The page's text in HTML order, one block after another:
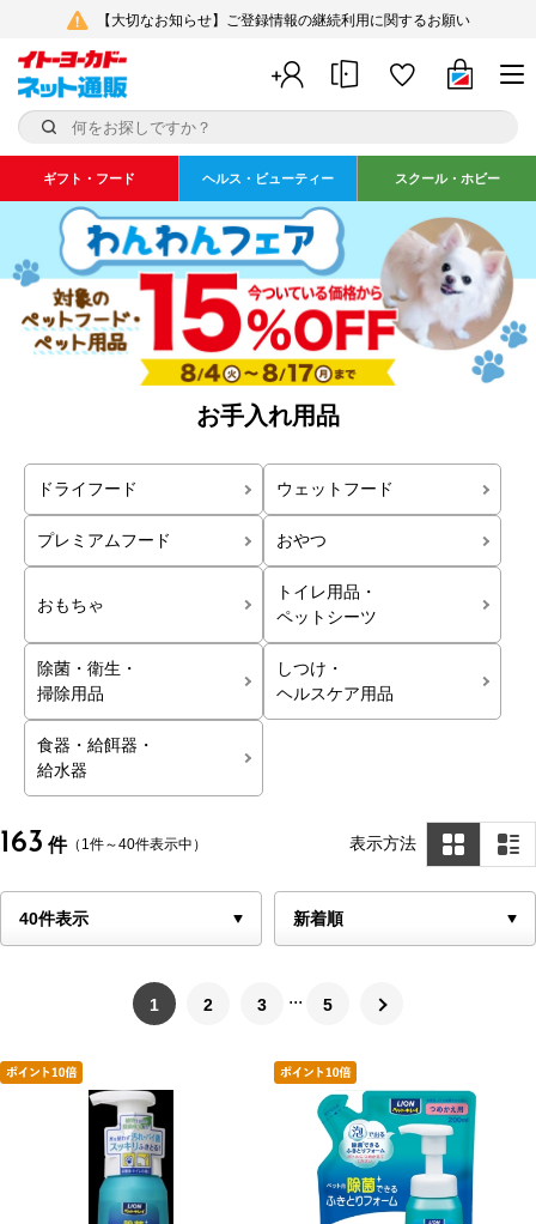
【大切なお知らせ】ご登録情報の継続利用に関するお願い
ギフト・フード ヘルス・ビューティー スクール・ホビー
お手入れ用品
ドライフード ウェットフード
プレミアムフード おやつ
おもちゃ
トイレ用品・
ペットシーツ
除菌・衛生・
掃除用品
しつけ・
ヘルスケア用品
食器・給餌器・
給水器
163 件（1件～40件表示中） 表示方法
1 2 3 5